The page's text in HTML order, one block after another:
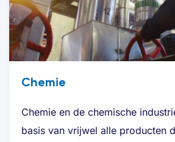
Chemie
Chemie en de chemische
basis van vrijwel alle producten